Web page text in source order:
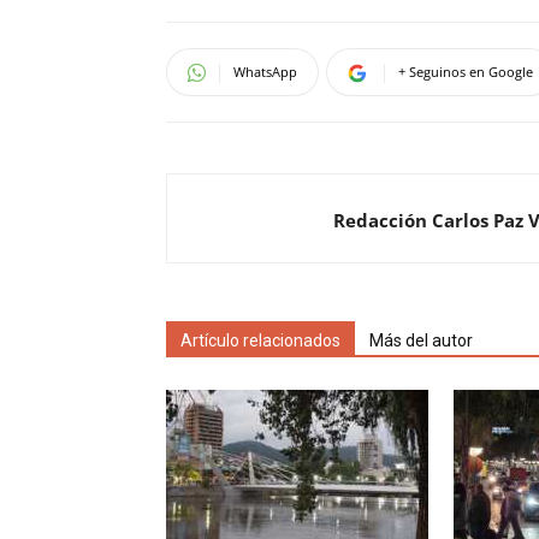
WhatsApp + Seguinos en Google
Redacción Carlos Paz
Artículo relacionados Más del autor